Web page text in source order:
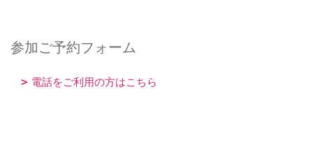
参加ご予約フォーム
電話をご利用の方はこちら